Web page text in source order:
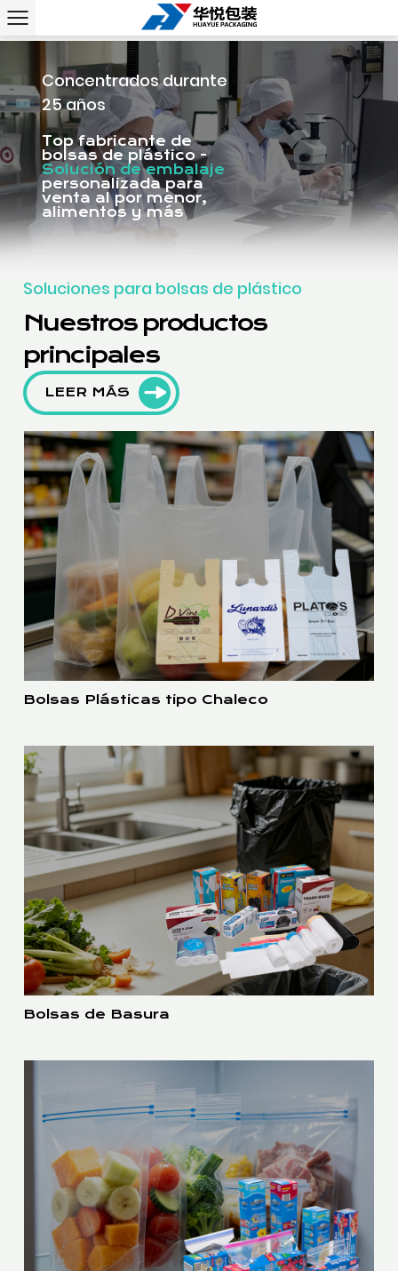
Concentrados durante
25 años
Top fabricante de
bolsas de plástico -
Solución de embalaje
personalizada para
venta al por menor,
alimentos y más
Soluciones para bolsas de plástico
Nuestros productos
principales
LEER MÁS
Bolsas Plásticas tipo Chaleco
Bolsas de Basura